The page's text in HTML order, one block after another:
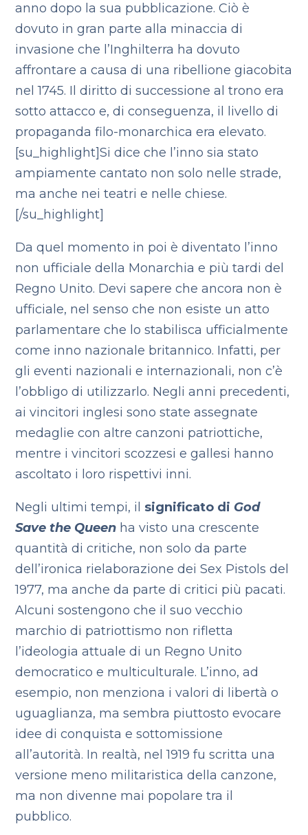
anno dopo la sua pubblicazione. Ciò è
dovuto in gran parte alla minaccia di
invasione che l’Inghilterra ha dovuto
affrontare a causa di una ribellione giacobita
nel 1745. Il diritto di successione al trono era
sotto attacco e, di conseguenza, il livello di
propaganda filo-monarchica era elevato.
[su_highlight]Si dice che l’inno sia stato
ampiamente cantato non solo nelle strade,
ma anche nei teatri e nelle chiese.
[/su_highlight]
Da quel momento in poi è diventato l’inno
non ufficiale della Monarchia e più tardi del
Regno Unito. Devi sapere che ancora non è
ufficiale, nel senso che non esiste un atto
parlamentare che lo stabilisca ufficialmente
come inno nazionale britannico. Infatti, per
gli eventi nazionali e internazionali, non c’è
l’obbligo di utilizzarlo. Negli anni precedenti,
ai vincitori inglesi sono state assegnate
medaglie con altre canzoni patriottiche,
mentre i vincitori scozzesi e gallesi hanno
ascoltato i loro rispettivi inni.
Negli ultimi tempi, il significato di God
Save the Queen ha visto una crescente
quantità di critiche, non solo da parte
dell’ironica rielaborazione dei Sex Pistols del
1977, ma anche da parte di critici più pacati.
Alcuni sostengono che il suo vecchio
marchio di patriottismo non rifletta
l’ideologia attuale di un Regno Unito
democratico e multiculturale. L’inno, ad
esempio, non menziona i valori di libertà o
uguaglianza, ma sembra piuttosto evocare
idee di conquista e sottomissione
all’autorità. In realtà, nel 1919 fu scritta una
versione meno militaristica della canzone,
ma non divenne mai popolare tra il
pubblico.